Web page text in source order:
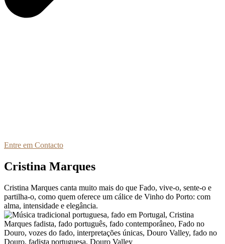
Entre em Contacto
Cristina Marques
Cristina Marques canta muito mais do que Fado, vive-o, sente-o e
partilha-o, como quem oferece um cálice de Vinho do Porto: com
alma, intensidade e elegância.